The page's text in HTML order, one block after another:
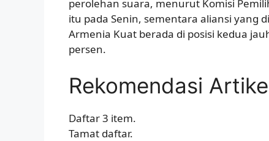
perolehan suara, menurut Komisi
itu pada Senin, sementara aliansi yang
Armenia Kuat berada di posisi kedua
persen.
Rekomendasi
Daftar 3 item.
Tamat daftar.